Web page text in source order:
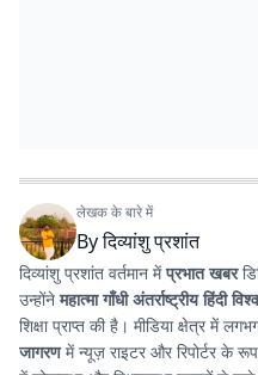
लेखक के बारे में
Byदिव्यांशु प्रशांत
दिव्यांशु प्रशांत वर्तमान मेंप्रभात खबर
उन्होंनेमहात्मा गाँधी अंतर्राष्ट्रीय हिंदी
शिक्षा प्राप्त की है। मीडिया क्षेत्र में
जागरणमें न्यूज़ राइटर और रिपोर्टर के